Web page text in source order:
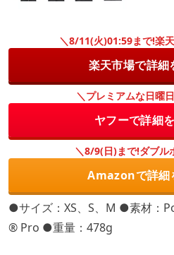
＼8/11(火)01:59まで!楽
楽天市場で詳細
＼プレミアムな日曜
ヤフーで詳細
＼8/9(日)まで!ダブル
Amazonで詳細
●サイズ：XS、S、M ●素材：
® Pro ●重量：478g